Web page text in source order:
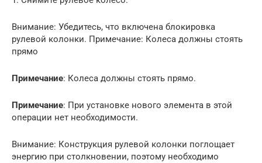
Внимание: Убедитесь, что включена блокировка
рулевой колонки. Примечание: Колеса должны стоять
прямо
Примечание: Колеса должны стоять прямо.
Примечание: При установке нового элемента в этой
операции нет необходимости.
Внимание: Конструкция рулевой колонки поглощает
энергию при столкновении, поэтому необходимо